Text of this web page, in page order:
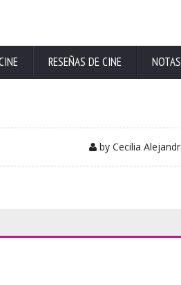
RESEÑAS DE CINE
by Cecilia